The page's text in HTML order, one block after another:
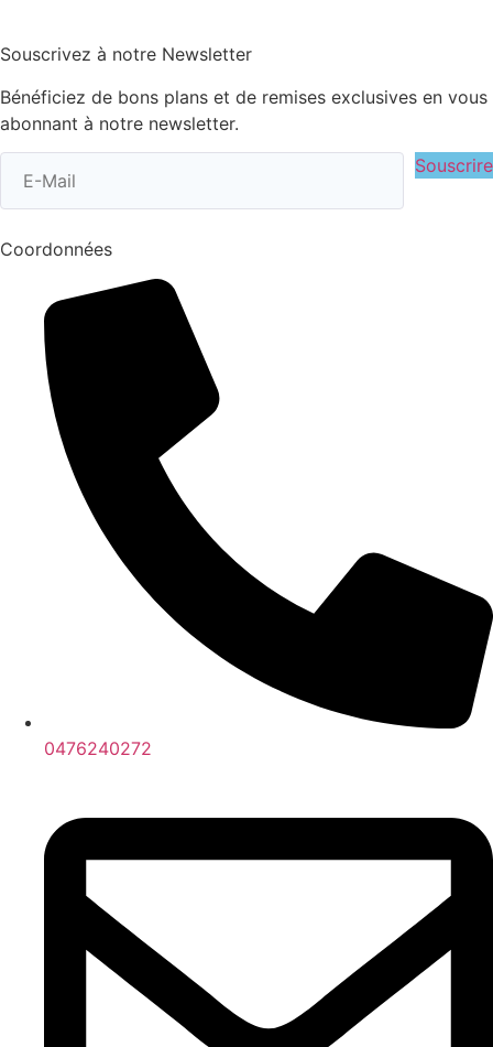
Souscrivez à notre Newsletter
Bénéficiez de bons plans et de remises exclusives en vous
abonnant à notre newsletter.
Souscrire
Coordonnées
0476240272